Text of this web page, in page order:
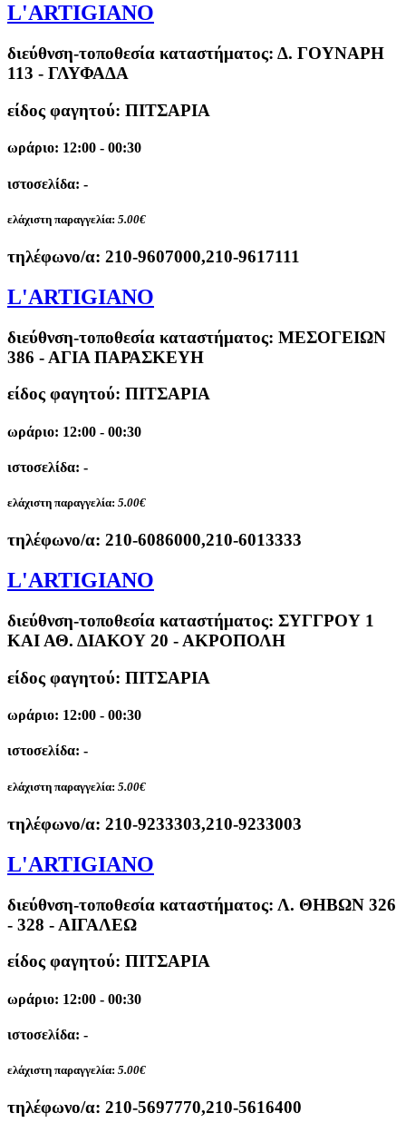
L'ARTIGIANO
διεύθνση-τοποθεσία καταστήματος: Δ. ΓΟΥΝΑΡΗ
113 - ΓΛΥΦΑΔΑ
είδος φαγητού: ΠΙΤΣΑΡΙΑ
ωράριο: 12:00 - 00:30
ιστοσελίδα: -
ελάχιστη παραγγελία: 5.00€
τηλέφωνο/α: 210-9607000,210-9617111
L'ARTIGIANO
διεύθνση-τοποθεσία καταστήματος: ΜΕΣΟΓΕΙΩΝ
386 - ΑΓΙΑ ΠΑΡΑΣΚΕΥΗ
είδος φαγητού: ΠΙΤΣΑΡΙΑ
ωράριο: 12:00 - 00:30
ιστοσελίδα: -
ελάχιστη παραγγελία: 5.00€
τηλέφωνο/α: 210-6086000,210-6013333
L'ARTIGIANO
διεύθνση-τοποθεσία καταστήματος: ΣΥΓΓΡΟΥ 1
ΚΑΙ ΑΘ. ΔΙΑΚΟΥ 20 - ΑΚΡΟΠΟΛΗ
είδος φαγητού: ΠΙΤΣΑΡΙΑ
ωράριο: 12:00 - 00:30
ιστοσελίδα: -
ελάχιστη παραγγελία: 5.00€
τηλέφωνο/α: 210-9233303,210-9233003
L'ARTIGIANO
διεύθνση-τοποθεσία καταστήματος: Λ. ΘΗΒΩΝ 326
- 328 - ΑΙΓΑΛΕΩ
είδος φαγητού: ΠΙΤΣΑΡΙΑ
ωράριο: 12:00 - 00:30
ιστοσελίδα: -
ελάχιστη παραγγελία: 5.00€
τηλέφωνο/α: 210-5697770,210-5616400